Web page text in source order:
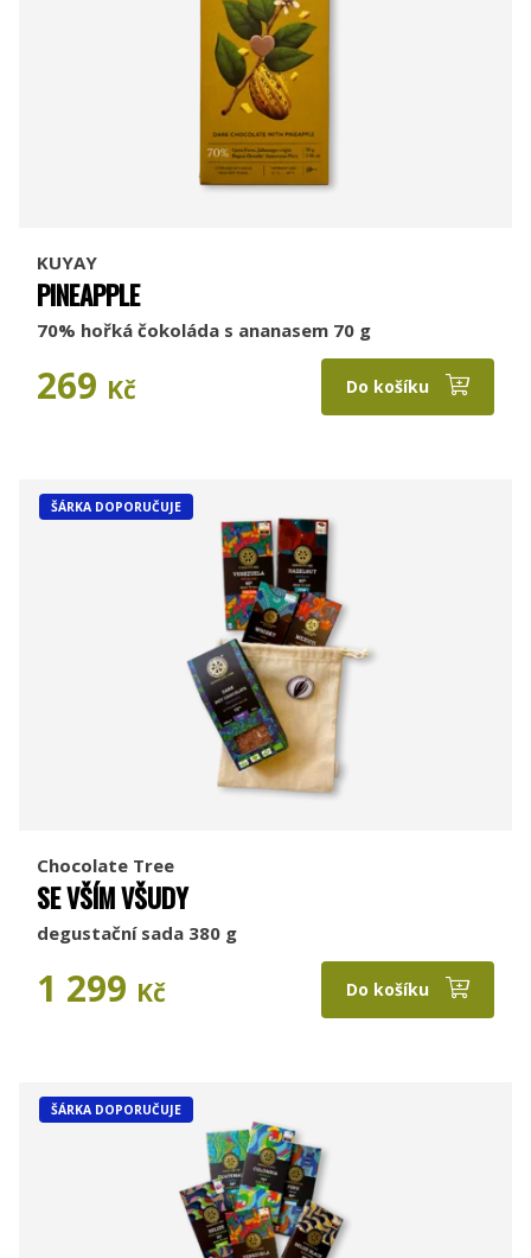
KUYAY
PINEAPPLE
70% hořká čokoláda s ananasem 70 g
269 Kč Do košíku
ŠÁRKA DOPORUČUJE
Chocolate Tree
SE VŠÍM VŠUDY
degustační sada 380 g
1 299 Kč Do košíku
ŠÁRKA DOPORUČUJE